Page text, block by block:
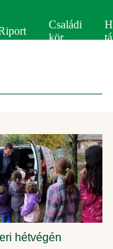
Családi
kör
hétvégén